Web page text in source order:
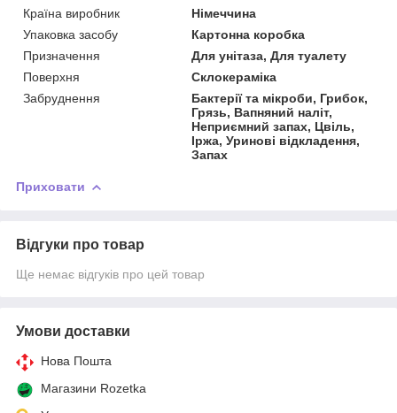
Країна виробник
Німеччина
Упаковка засобу
Картонна коробка
Призначення
Для унітаза, Для туалету
Поверхня
Склокераміка
Забруднення
Бактерії та мікроби, Грибок,
Грязь, Вапняний наліт,
Неприємний запах, Цвіль,
Іржа, Уринові відкладення,
Запах
Приховати
Відгуки про товар
Ще немає відгуків про цей товар
Умови доставки
Нова Пошта
Магазини Rozetka